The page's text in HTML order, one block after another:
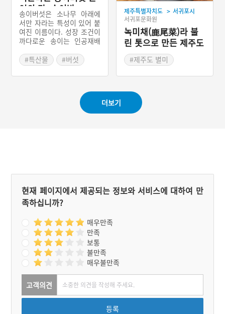
지를 제물로 사용했으나 현
재는 수육으로 대신한다. 그
리고 메밀전병, 조기, 과일,
문어 등의 제물을 제상에 올
리는데 절대로 닭고기를 사
용하지 않는다. 제의가 시작
되면 우선 향고 촛불을 피운
다. 그리고 제물을 제단에
차린다. 진설작업이 끝나면
그리고 독축을 한다. 축문은
마을이 평안하고 늘 좋은 일
만을 있기를 바라는 내용이
고 나와 음복을 한다.
고구마를 밥에 넣어 먹는 조
리법이 생겨난 것으로 보인
다. 이러한 고구마밥은 제주
방언으로 감저밥, 감제밥 등
으로 불린다.
연의 맛, 송이밥
송이버섯은 소나무 아래에
서만 자라는 특성이 있어 붙
여진 이름이다. 성장 조건이
까다로운 송이는 인공재배
일 년에 추석을 전후로 20
일 정도에 불과한 고가의 식
품이다. 강원도 양양은 송이
명하다. 다양한 송이 요리
중에서도 송이밥은 쌀과 찹
쌀, 잡곡, 대추, 밤 등을 섞
#특산물
#버섯
제주특별자치도 > 서귀포시
서귀포문화원
녹미채(鹿尾菜)라 불
린 톳으로 만든 제주도
의 구황음식, 톳밥
#제주도 별미
더보기
현재 페이지에서 제공되는 정보와 서비스에 대하여 만
족하십니까?
매우만족
만족
보통
불만족
매우불만족
고객의견
등록